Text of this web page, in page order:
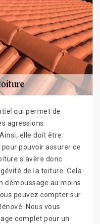
qui permet de
agressions
elle doit être
pouvoir assurer ce
s'avère donc
de la toiture. Cela
démoussage au moins
pouvez compter sur
Nous vous
complet pour un